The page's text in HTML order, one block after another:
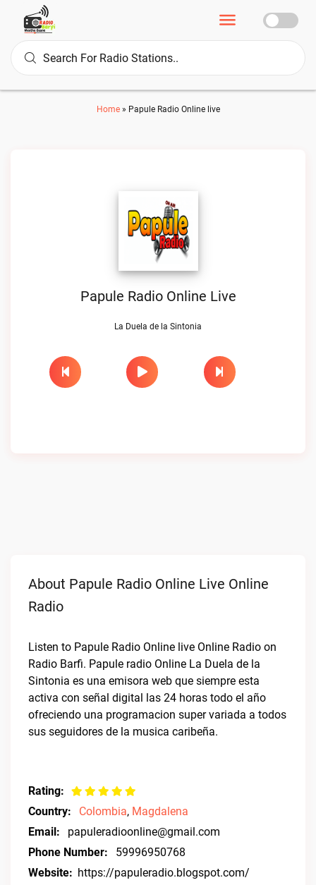
Home» Papule Radio Online live
Papule Radio Online Live
La Duela de la Sintonia
About Papule Radio Online Live Online
Radio
Listen to Papule Radio Online live Online Radio on
Radio Barfi. Papule radio Online La Duela de la
Sintonia es una emisora web que siempre esta
activa con señal digital las 24 horas todo el año
ofreciendo una programacion super variada a todos
sus seguidores de la musica caribeña.
Rating:
Country:
Colombia, Magdalena
Email:
papuleradioonline@gmail.com
Phone Number:
59996950768
Website: https://papuleradio.blogspot.com/